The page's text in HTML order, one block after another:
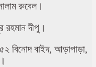
রুবেল।
দীপু।
বিনোদ বাইদ, আড়াপাড়া,